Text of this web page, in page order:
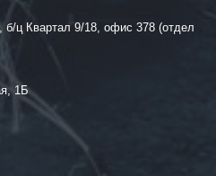
ц Квартал 9/18, офис 378 (отдел
1Б